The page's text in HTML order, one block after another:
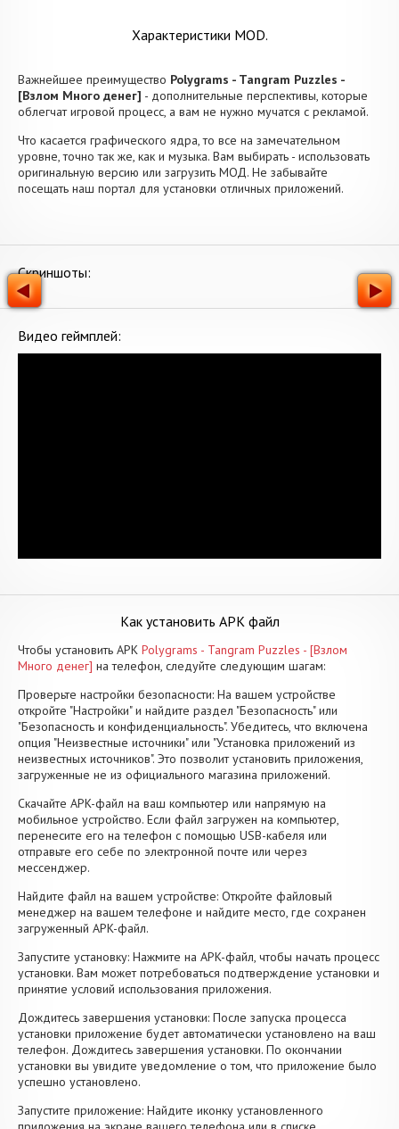
Характеристики MOD.
Важнейшее преимущество Polygrams - Tangram Puzzles -
[Взлом Много денег] - дополнительные перспективы, которые
облегчат игровой процесс, а вам не нужно мучатся с рекламой.
Что касается графического ядра, то все на замечательном
уровне, точно так же, как и музыка. Вам выбирать - использовать
оригинальную версию или загрузить МОД. Не забывайте
посещать наш портал для установки отличных приложений.
Скриншоты:
Видео геймплей:
Как установить APK файл
Чтобы установить APK Polygrams - Tangram Puzzles - [Взлом
Много денег] на телефон, следуйте следующим шагам:
Проверьте настройки безопасности: На вашем устройстве
откройте "Настройки" и найдите раздел "Безопасность" или
"Безопасность и конфиденциальность". Убедитесь, что включена
опция "Неизвестные источники" или "Установка приложений из
неизвестных источников". Это позволит установить приложения,
загруженные не из официального магазина приложений.
Скачайте APK-файл на ваш компьютер или напрямую на
мобильное устройство. Если файл загружен на компьютер,
перенесите его на телефон с помощью USB-кабеля или
отправьте его себе по электронной почте или через
мессенджер.
Найдите файл на вашем устройстве: Откройте файловый
менеджер на вашем телефоне и найдите место, где сохранен
загруженный APK-файл.
Запустите установку: Нажмите на APK-файл, чтобы начать процесс
установки. Вам может потребоваться подтверждение установки и
принятие условий использования приложения.
Дождитесь завершения установки: После запуска процесса
установки приложение будет автоматически установлено на ваш
телефон. Дождитесь завершения установки. По окончании
установки вы увидите уведомление о том, что приложение было
успешно установлено.
Запустите приложение: Найдите иконку установленного